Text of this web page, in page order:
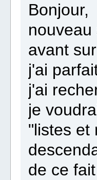
Bonjour,
nouveau
avant
j'ai
j'ai
je
"listes et
de ce